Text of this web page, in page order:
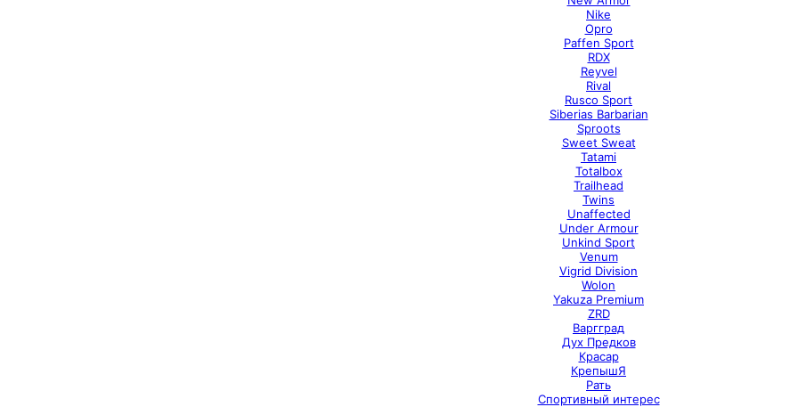
Nike
Opro
Paffen Sport
RDX
Reyvel
Rival
Rusco Sport
Siberias Barbarian
Sproots
Sweet Sweat
Tatami
Totalbox
Trailhead
Twins
Unaffected
Under Armour
Unkind Sport
Venum
Vigrid Division
Wolon
Yakuza Premium
ZRD
Варгград
Дух Предков
Красар
КрепышЯ
Рать
Спортивный интерес